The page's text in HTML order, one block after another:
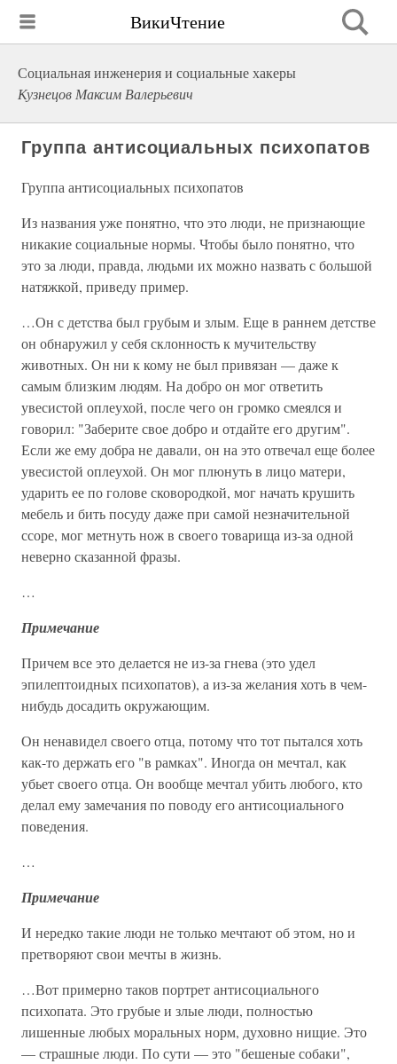
ВикиЧтение
Социальная инженерия и социальные хакеры
Кузнецов Максим Валерьевич
Группа антисоциальных психопатов
Группа антисоциальных психопатов
Из названия уже понятно, что это люди, не признающие
никакие социальные нормы. Чтобы было понятно, что
это за люди, правда, людьми их можно назвать с большой
натяжкой, приведу пример.
…Он с детства был грубым и злым. Еще в раннем детстве
он обнаружил у себя склонность к мучительству
животных. Он ни к кому не был привязан — даже к
самым близким людям. На добро он мог ответить
увесистой оплеухой, после чего он громко смеялся и
говорил: "Заберите свое добро и отдайте его другим".
Если же ему добра не давали, он на это отвечал еще более
увесистой оплеухой. Он мог плюнуть в лицо матери,
ударить ее по голове сковородкой, мог начать крушить
мебель и бить посуду даже при самой незначительной
ссоре, мог метнуть нож в своего товарища из-за одной
неверно сказанной фразы.
…
Примечание
Причем все это делается не из-за гнева (это удел
эпилептоидных психопатов), а из-за желания хоть в чем-
нибудь досадить окружающим.
Он ненавидел своего отца, потому что тот пытался хоть
как-то держать его "в рамках". Иногда он мечтал, как
убьет своего отца. Он вообще мечтал убить любого, кто
делал ему замечания по поводу его антисоциального
поведения.
…
Примечание
И нередко такие люди не только мечтают об этом, но и
претворяют свои мечты в жизнь.
…Вот примерно таков портрет антисоциального
психопата. Это грубые и злые люди, полностью
лишенные любых моральных норм, духовно нищие. Это
— страшные люди. По сути — это "бешеные собаки",